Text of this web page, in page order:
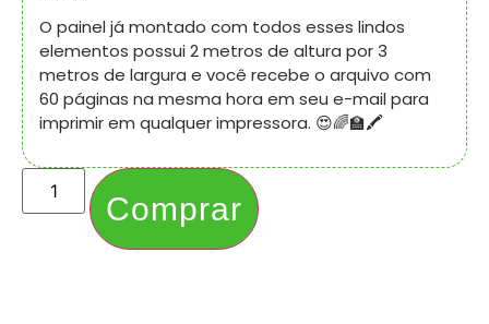
O painel já montado com todos esses lindos
elementos possui 2 metros de altura por 3
metros de largura e você recebe o arquivo com
60 páginas na mesma hora em seu e-mail para
imprimir em qualquer impressora. 😍🌈🏫🖍️
Comprar